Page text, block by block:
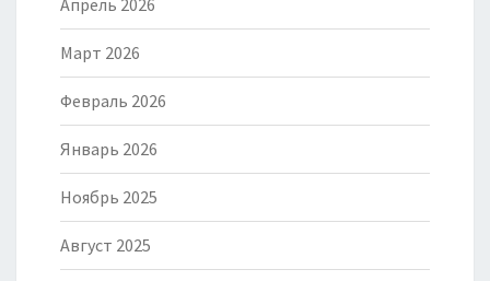
Апрель 2026
Март 2026
Февраль 2026
Январь 2026
Ноябрь 2025
Август 2025